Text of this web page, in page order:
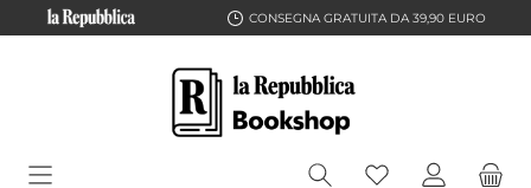
CONSEGNA GRATUITA DA 39,90 EURO